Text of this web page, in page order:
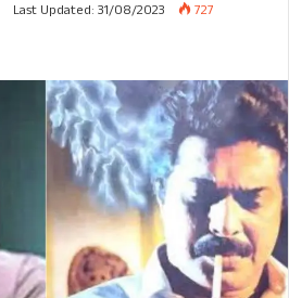
Last Updated: 31/08/2023
727